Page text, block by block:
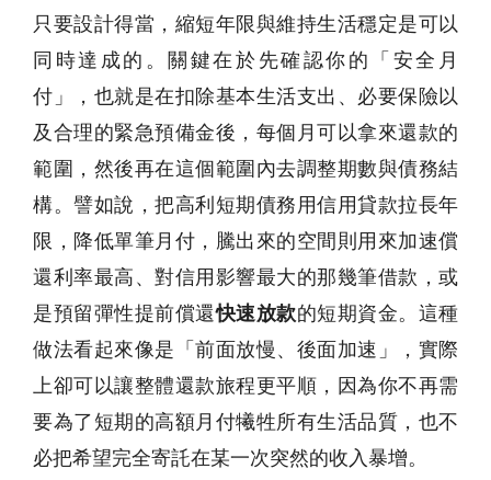
只要設計得當，縮短年限與維持生活穩定是可以
同時達成的。關鍵在於先確認你的「安全月
付」，也就是在扣除基本生活支出、必要保險以
及合理的緊急預備金後，每個月可以拿來還款的
範圍，然後再在這個範圍內去調整期數與債務結
構。譬如說，把高利短期債務用信用貸款拉長年
限，降低單筆月付，騰出來的空間則用來加速償
還利率最高、對信用影響最大的那幾筆借款，或
是預留彈性提前償還快速放款的短期資金。這種
做法看起來像是「前面放慢、後面加速」，實際
上卻可以讓整體還款旅程更平順，因為你不再需
要為了短期的高額月付犧牲所有生活品質，也不
必把希望完全寄託在某一次突然的收入暴增。